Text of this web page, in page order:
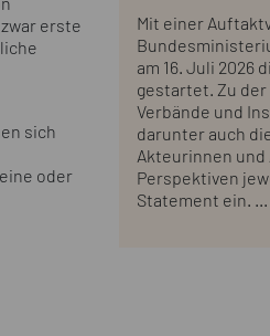
erste
sich
oder
Mit einer
am 16. Juli 2026
gestartet. Zu
Verbände und
darunter auch
Akteurinnen
Perspektiven
Statement ein. ...